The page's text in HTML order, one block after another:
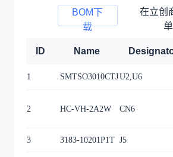
BOM下
载
在立创
单
ID Name
1 SMTSO3010CTJU2,U6
2 HC-VH-2A2W CN6
3 3183-10201P1T J5